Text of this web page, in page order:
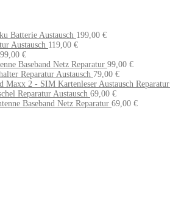
Batterie Austausch 199,00 €
Austausch 119,00 €
99,00 €
Baseband Netz Reparatur 99,00 €
Reparatur Austausch 79,00 €
Maxx 2 - SIM Kartenleser Austausch Reparatur
Reparatur Austausch 69,00 €
Baseband Netz Reparatur 69,00 €